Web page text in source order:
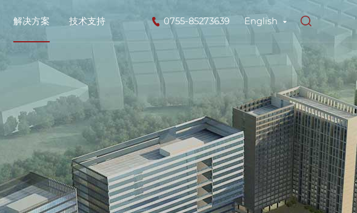
English
0755-85273639
解决方案 技术支持